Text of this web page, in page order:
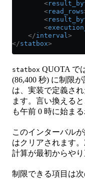
        <
        <
read_rows
        <
        <
    </
interval >
</statbox>
statbox QUOTA で
(86,400 秒) に制限
は、実装で定義さ
ます。言い換える
も午前 0 時に始ま
このインターバル
はクリアされます
計算が最初からやり
制限できる項目は次